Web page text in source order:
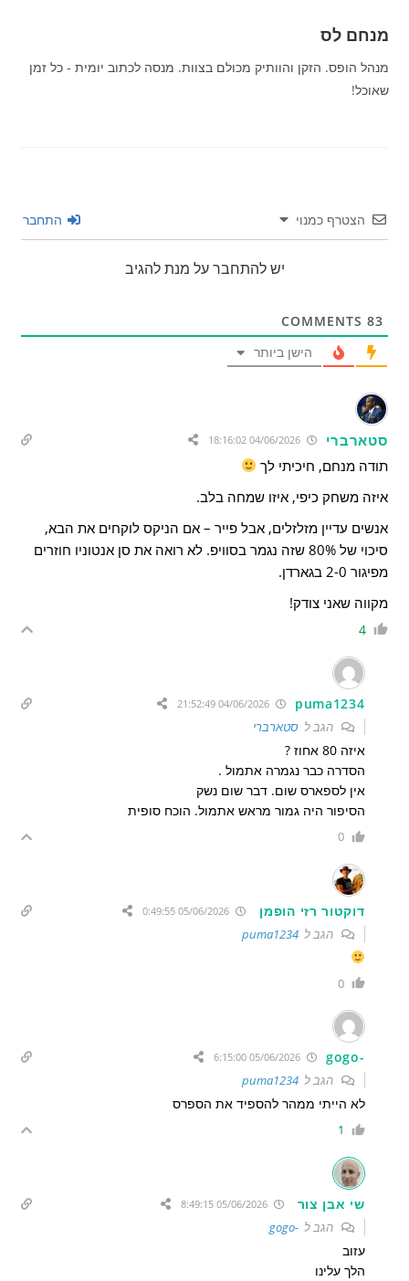
מנחם לס
מנהל הופס. הזקן והוותיק מכולם בצוות. מנסה לכתוב יומית - כל זמן
שאוכל!
הצטרף כמנוי התחבר
יש להתחבר על מנת להגיב
83
הישן ביותר
סטארברי 04/06/2026 18:16:02
תודה מנחם, חיכיתי לך
איזה משחק כיפי, איזו שמחה בלב.
אנשים עדיין מזלזלים, אבל פייר – אם הניקס לוקחים את הבא,
סיכוי של 80% שזה נגמר בסוויפ. לא רואה את סן אנטוניו חוזרים
מפיגור 2-0 בגארדן.
מקווה שאני צודק!
4
puma1234
04/06/2026 21:52:49
הגב לסטארברי
איזה 80 אחוז ?
הסדרה כבר נגמרה אתמול .
אין לספארס שום. דבר שום נשק
הסיפור היה גמור מראש אתמול. הוכח סופית
0
דוקטור רזי הופמן
הגב לpuma1234
0
-gogo
הגב לpuma1234
לא הייתי ממהר להספיד את הספרס
1
שי אבן צור 05/06/2026 8:49:15
הגב ל-gogo
עזוב
הלך עלינו